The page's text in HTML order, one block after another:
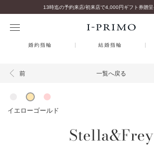
婚約指輪 結婚指輪
前 一覧へ戻る
イエローゴールド
Stella&Frey